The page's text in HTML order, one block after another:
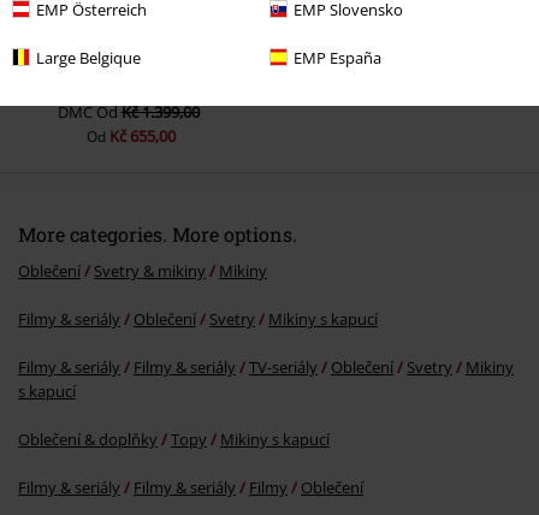
EMP Österreich EMP Slovensko
Large Belgique EMP España
DMCOdKč 1.399,00
Od Kč 655,00
More categories. More options.
Oblečení Svetry & mikiny Mikiny
Filmy & seriály Oblečení Svetry Mikiny s kapucí
Filmy & seriály Filmy & seriály TV-seriály Oblečení Svetry
Mikiny
s kapucí
Oblečení & doplňky Topy Mikiny s kapucí
Filmy & seriály Filmy & seriály Filmy Oblečení